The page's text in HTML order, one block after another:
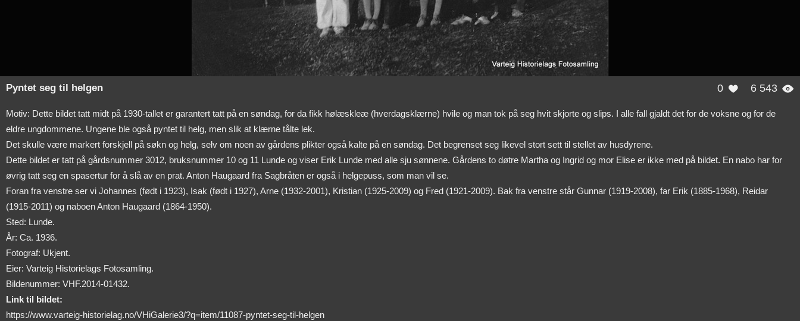
0  6 543 
Pyntet seg til helgen
Motiv: Dette bildet tatt midt på 1930-tallet er garantert tatt på en søndag, for da fikk hølæskleæ (hverdagsklærne) hvile og man tok på seg hvit skjorte og slips. I alle fall gjaldt det for de voksne og for de
eldre ungdommene. Ungene ble også pyntet til helg, men slik at klærne tålte lek.
Det skulle være markert forskjell på søkn og helg, selv om noen av gårdens plikter også kalte på en søndag. Det begrenset seg likevel stort sett til stellet av husdyrene.
Dette bildet er tatt på gårdsnummer 3012, bruksnummer 10 og 11 Lunde og viser Erik Lunde med alle sju sønnene. Gårdens to døtre Martha og Ingrid og mor Elise er ikke med på bildet. En nabo har for
øvrig tatt seg en spasertur for å slå av en prat. Anton Haugaard fra Sagbråten er også i helgepuss, som man vil se.
Foran fra venstre ser vi Johannes (født i 1923), Isak (født i 1927), Arne (1932-2001), Kristian (1925-2009) og Fred (1921-2009). Bak fra venstre står Gunnar (1919-2008), far Erik (1885-1968), Reidar
(1915-2011) og naboen Anton Haugaard (1864-1950).
Sted: Lunde.
År: Ca. 1936.
Fotograf: Ukjent.
Eier: Varteig Historielags Fotosamling.
Bildenummer: VHF.2014-01432.
Link til bildet:
https://www.varteig-historielag.no/VHiGalerie3/?q=item/11087-pyntet-seg-til-helgen